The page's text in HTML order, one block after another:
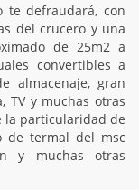
te defraudará, con
del crucero y una
de 25m2 a
convertibles a
almacenaje, gran
TV y muchas otras
la particularidad de
de termal del msc
y muchas otras